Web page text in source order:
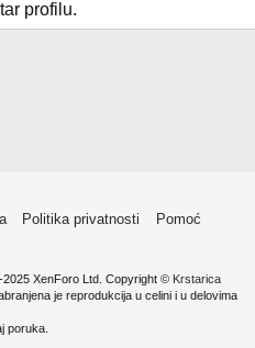
profilu.
Politika privatnosti
Pomoć
XenForo Ltd. Copyright © Krstarica
je reprodukcija u celini i u delovima
poruka.